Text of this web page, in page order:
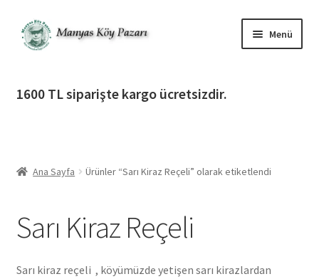
Dolaşıma
geç
İçeriğe
geç
Menü
İletişim
1600 TL siparişte kargo ücretsizdir.
Ana Sayfa Ürünler “Sarı Kiraz Reçeli” olarak etiketlendi
Sarı Kiraz Reçeli
Sarı kiraz reçeli , köyümüzde yetişen sarı kirazlardan